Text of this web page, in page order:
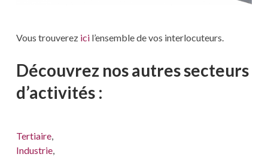
Vous trouverez icil’ensemble de vos interlocuteurs.
Découvrez nos autres secteurs
d’activités :
Tertiaire,
Industrie,